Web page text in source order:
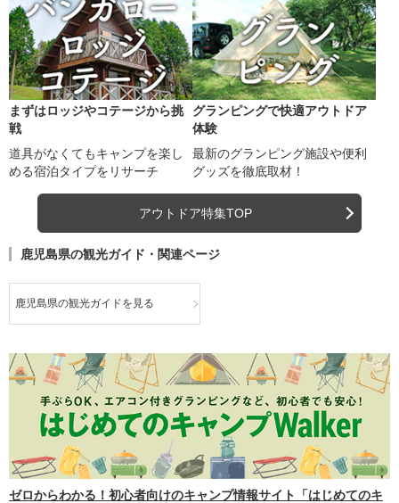
まずはロッジやコテージから挑
戦
道具がなくてもキャンプを楽し
める宿泊タイプをリサーチ
グランピングで快適アウトドア
体験
最新のグランピング施設や便利
グッズを徹底取材！
アウトドア特集TOP
鹿児島県の観光ガイド・関連ページ
鹿児島県の観光ガイドを見る
ゼロからわかる！初心者向けのキャンプ情報サイト「はじめてのキ